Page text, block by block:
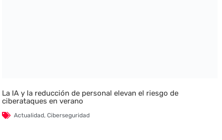
La IA y la reducción de personal elevan el riesgo de
ciberataques en verano
Actualidad,Ciberseguridad